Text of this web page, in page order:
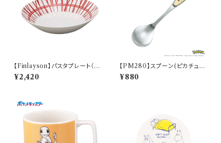
【Finlayson】パスタプレート（レ
ッド）【コロナ】
¥2,420
【PM280】スプーン(ピカチュ
ウ)【Daily Sketch】PM284-8
50
¥880